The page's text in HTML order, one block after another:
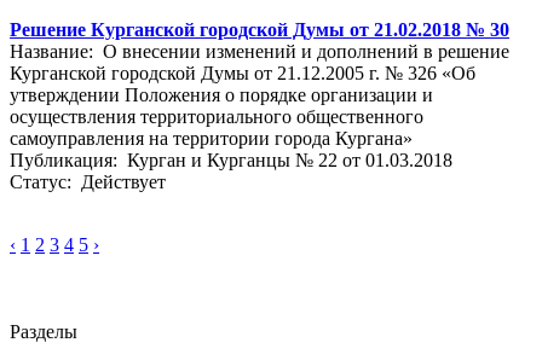
Решение Курганской городской Думы от 21.02.2018 № 30
Название: О внесении изменений и дополнений в решение
Курганской городской Думы от 21.12.2005 г. № 326 «Об
утверждении Положения о порядке организации и
осуществления территориального общественного
самоуправления на территории города Кургана»
Публикация: Курган и Курганцы № 22 от 01.03.2018
Статус: Действует
‹ 1 2 3 4 5 ›
Разделы